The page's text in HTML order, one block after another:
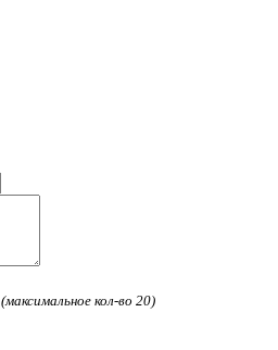
(максимальное кол-во 20)